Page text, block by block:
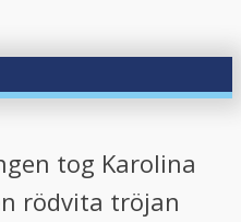
tog Karolina
rödvita tröjan